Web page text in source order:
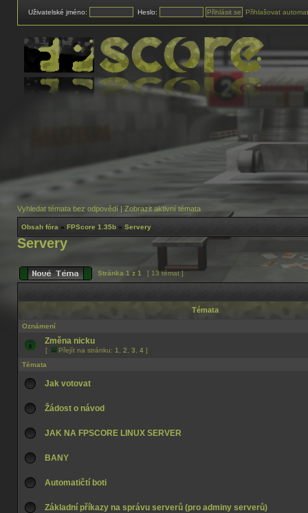
Uživatelské jméno: Heslo: Přihlašovat
Vyhledat témata bez odpovědí | Zobrazit aktivní témata
Obsah fóra » FPScore 1.35b » Servery
Servery
Stránka 1 z 1 [ 13 témat ]
Témata
Oznámení
Změna nicku
[ Přejít na stránku: 1 2 3 4 ]
Témata
Jak votovat
Žádost o návod
JAK NA FPSCORE LINUX SERVER
BANY
Automatičtí boti
Základní příkazy na správu serverů (pro adminy serverů)